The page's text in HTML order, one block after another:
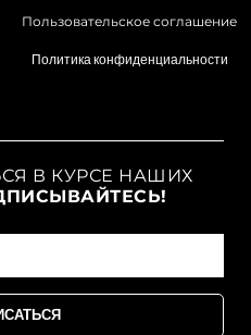
Пользовательское соглашение
Политика конфиденциальности
В КУРСЕ НАШИХ